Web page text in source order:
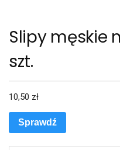
Slipy męskie
szt.
10,50 zł
Sprawdź